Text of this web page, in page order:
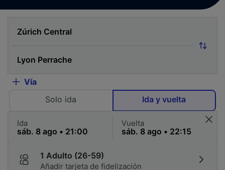
Vía
Solo ida
Ida y vuelta
Ida Vuelta
1 Adulto (26-59)
Añadir tarjeta de fidelización